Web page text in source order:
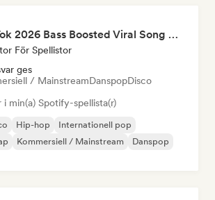
TikTok 2026 Bass Boosted Viral Song 🔥 (by Sergio Artists Exposure)
För Spellistor
ges
/ MainstreamDanspopDisco
i min(a) Spotify-spellista(r)
Hip-hop
Internationell pop
Kommersiell / Mainstream
Danspop